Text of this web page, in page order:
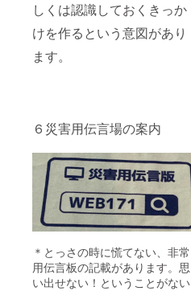
しくは認識しておくきっか
けを作るという意図があり
ます。
６災害用伝言場の案内
＊とっさの時に慌てない、非常
用伝言板の記載があります。思
い出せない！ということがない